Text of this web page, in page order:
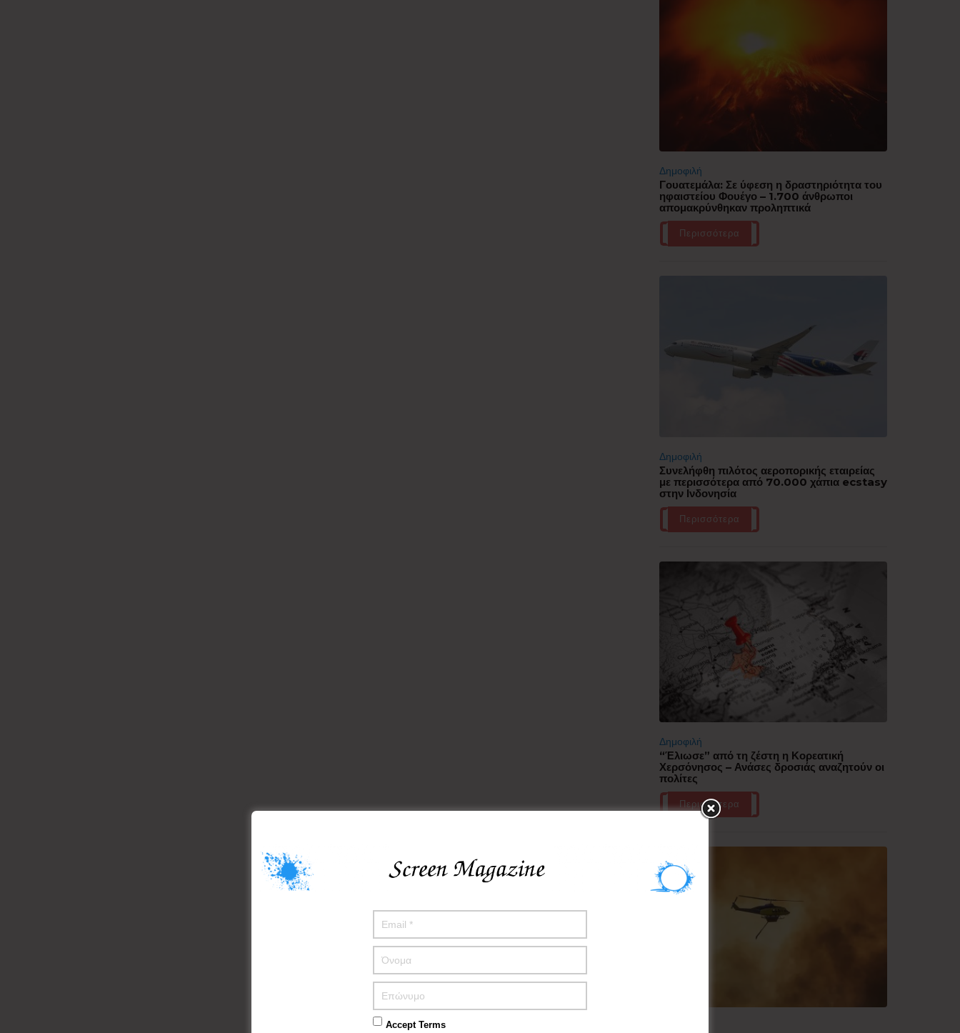
Δημοφιλή
Γουατεμάλα: Σε ύφεση η δραστηριότητα του
ηφαιστείου Φουέγο – 1.700 άνθρωποι
απομακρύνθηκαν προληπτικά
Περισσότερα
Δημοφιλή
Συνελήφθη πιλότος αεροπορικής εταιρείας
με περισσότερα από 70.000 χάπια ecstasy
στην Ινδονησία
Περισσότερα
Δημοφιλή
“Έλιωσε” από τη ζέστη η Κορεατική
Χερσόνησος – Ανάσες δροσιάς αναζητούν οι
πολίτες
Περισσότερα
Accept Terms